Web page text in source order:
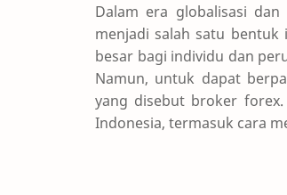
Dalam era globalisasi
menjadi salah satu bentuk
besar bagi individu dan
Namun, untuk dapat
yang disebut broker
Indonesia, termasuk cara